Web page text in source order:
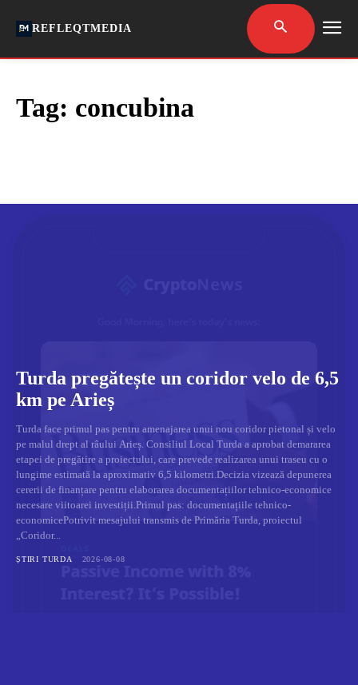
REFLEQTMEDIA
Tag: concubina
Turda pregătește un coridor velo de 6,5
km pe Arieș
Turda face primul pas pentru amenajarea unui nou coridor pietonal și velo
pe malul drept al râului Arieș. Consiliul Local Turda a aprobat demararea
etapei de pregătire a proiectului, care prevede realizarea unui traseu cu o
lungime estimată la aproximativ 6,5 kilometri.Decizia vizează depunerea
cererii de finanțare pentru elaborarea documentațiilor tehnico-economice
necesare viitoarei investiții.Primul pas: documentațiile tehnico-
economicePotrivit mesajului transmis de Primăria Turda, proiectul
„Coridor...
ȘTIRI TURDA 2026-08-08